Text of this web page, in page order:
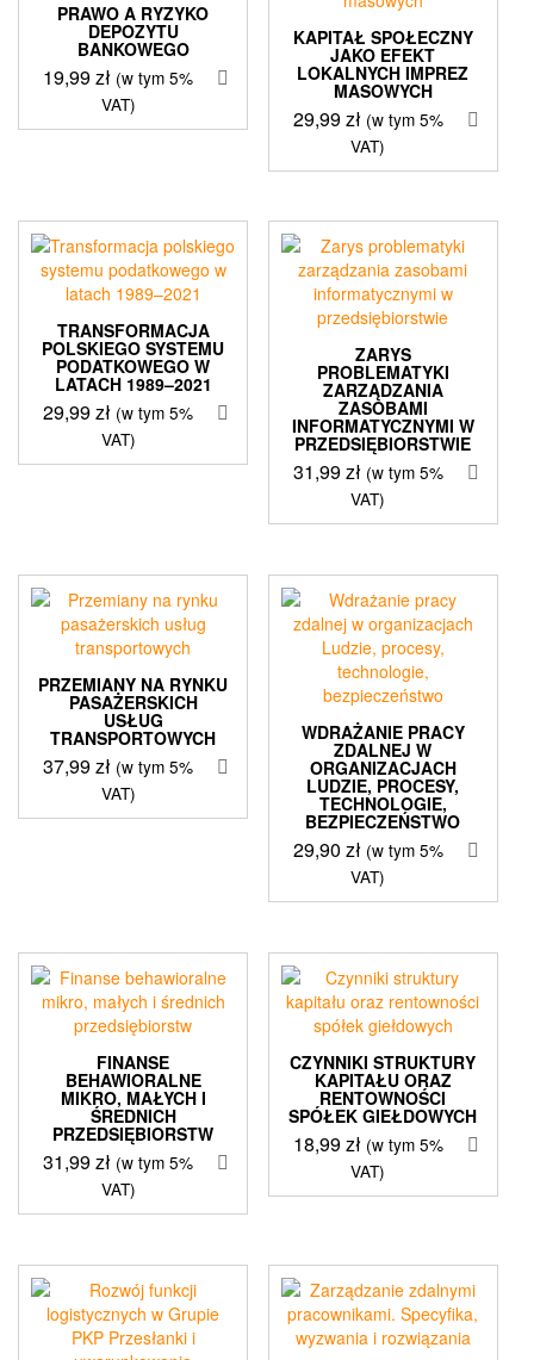
PRAWO A RYZYKO
DEPOZYTU
BANKOWEGO
19,99zł (w tym 5%
VAT)
KAPITAŁ SPOŁECZNY
JAKO EFEKT
LOKALNYCH IMPREZ
MASOWYCH
29,99zł (w tym 5%
VAT)
TRANSFORMACJA
POLSKIEGO SYSTEMU
PODATKOWEGO W
LATACH 1989–2021
29,99zł (w tym 5%
VAT)
ZARYS
PROBLEMATYKI
ZARZĄDZANIA
ZASOBAMI
INFORMATYCZNYMI W
PRZEDSIĘBIORSTWIE
31,99zł (w tym 5%
VAT)
PRZEMIANY NA RYNKU
PASAŻERSKICH
USŁUG
TRANSPORTOWYCH
37,99zł (w tym 5%
VAT)
WDRAŻANIE PRACY
ZDALNEJ W
ORGANIZACJACH
LUDZIE, PROCESY,
TECHNOLOGIE,
BEZPIECZEŃSTWO
29,90 zł (w tym 5%
VAT)
FINANSE
BEHAWIORALNE
MIKRO, MAŁYCH I
ŚREDNICH
PRZEDSIĘBIORSTW
31,99zł (w tym 5%
VAT)
CZYNNIKI STRUKTURY
KAPITAŁU ORAZ
RENTOWNOŚCI
SPÓŁEK GIEŁDOWYCH
18,99zł (w tym 5%
VAT)